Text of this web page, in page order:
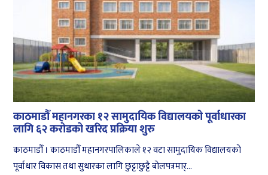
काठमाडौँ महानगरका १२ सामुदायिक विद्यालयको पूर्वाधारका
लागि ६२ करोडको खरिद प्रक्रिया शुरु
काठमाडौँ । काठमाडौँ महानगरपालिकाले १२ वटा सामुदायिक विद्यालयको
पूर्वाधार विकास तथा सुधारका लागि छुट्टाछुट्टै बोलपत्रमार्...